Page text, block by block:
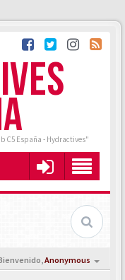
C5 España - Hydractives"
Anonymous